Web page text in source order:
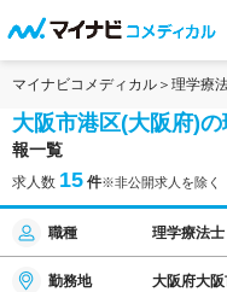
マイナビコメディカル 理学療
大阪市港区(大阪府)
報一覧
求人数 15 件※非公開求人を除く
職種 理学療法士
勤務地 大阪府大